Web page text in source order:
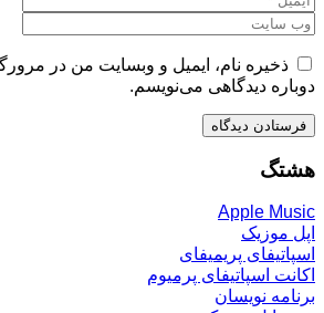
ذخیره نام، ایمیل و وبسایت من در
دوباره دیدگاهی می‌نویسم.
هشتگ
Apple Music
اپل موزیک
اسپاتیفای پریمیفای
اکانت اسپاتیفای پرمیوم
برنامه نویسان